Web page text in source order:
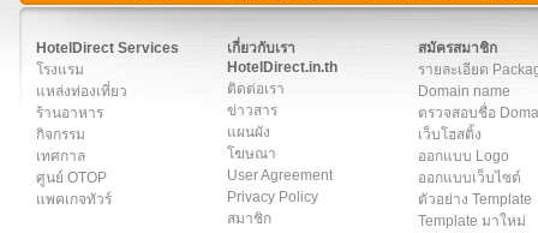
HotelDirect Services
โรงแรม
แหล่งท่องเที่ยว
ร้านอาหาร
กิจกรรม
เทศกาล
ศูนย์ OTOP
แพคเกจทัวร์
เกี่ยวกับเรา
HotelDirect.in.th
ติดต่อเรา
ข่าวสาร
แผนผัง
โฆษณา
User Agreement
Privacy Policy
สมาชิก
สมัครสมาชิก
รายละเอียด
Domain name
ตรวจสอบชื่อ
เว็บโฮสติ้ง
ออกแบบ Logo
ออกแบบเว็บไซต์
ตัวอย่าง Template
Template มาใหม่